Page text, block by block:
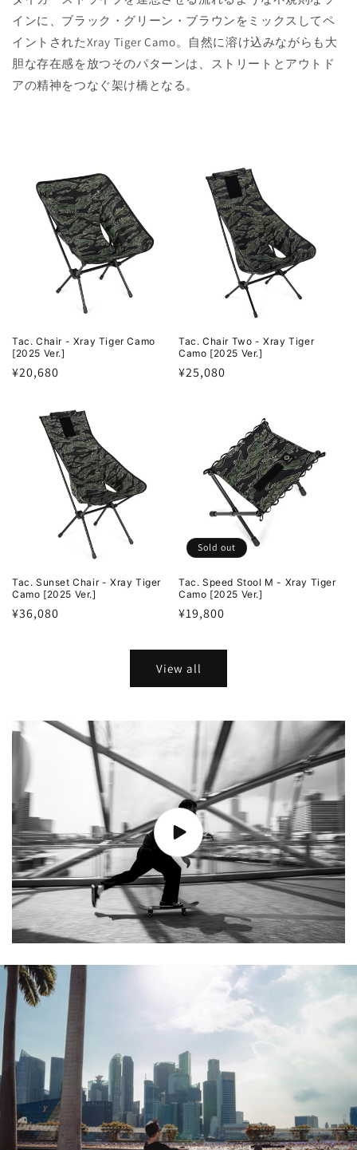
インに、ブラック・グリーン・ブラウンをミックスしてペ
イントされたXray Tiger Camo。自然に溶け込みながらも大
胆な存在感を放つそのパターンは、ストリートとアウトド
アの精神をつなぐ架け橋となる。
Tac. Chair - Xray Tiger Camo
[2025 Ver.]
Regular
¥20,680
Tac. Chair Two - Xray Tiger
Camo [2025 Ver.]
Regular
¥25,080
Tac. Sunset Chair - Xray Tiger
Camo [2025 Ver.]
Regular
¥36,080
Sold out
Tac. Speed Stool M - Xray Tiger
Camo [2025 Ver.]
Regular
¥19,800
View all